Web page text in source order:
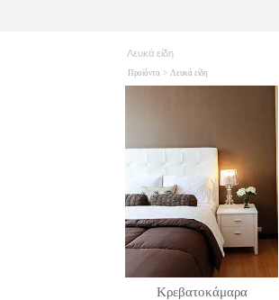
Λευκά είδη
Προϊόντα > Λευκά είδη
Κρεβατοκάμαρα